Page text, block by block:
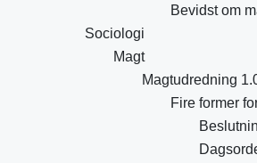
Bevidst om
Sociologi
Magt
Magtudredning
Fire former